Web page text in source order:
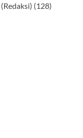
(Redaksi) (128)